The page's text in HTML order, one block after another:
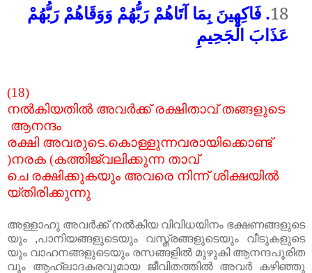
18. فَاكِهِينَ بِمَا آتَاهُمْ رَبُّهُمْ وَوَقَاهُمْ رَبُّهُمْ
عَذَابَ الْجَحِيمِ
(18)
തങ്ങളുടെ
രക്ഷിതാവ്
അവർക്ക്
നൽകിയതിൽ
ആനന്ദം
കൊള്ളുന്നവരായിക്കൊണ്ട്
.
അവരുടെ
രക്ഷി
താവ്
കത്തിജ്വലിക്കുന്ന
(
നരക
)
ശിക്ഷയിൽ
നിന്ന്
അവരെ
രക്ഷിക്കുകയും
ചെ
യ്തിരിക്കുന്നു
അള്ളാഹു അവർക്ക് നൽകിയ വിവിധയിനം ഭക്ഷണങ്ങളുടെ
യും ,പാനിയങ്ങളുടെയും വസ്ത്രങ്ങളുടെയും
വീടുകളുടെ
യും വാഹനങ്ങളുടെയും രസങ്ങളിൽ മുഴുകി ആനന്ദപൂരിത
വും
ആഹ്ലാദകരവുമായ ജീവിതത്തിൽ അവർ
കഴിഞ്ഞു